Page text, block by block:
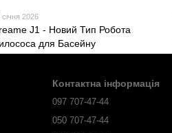
січня 2026
J1 - Новий Тип Робота
для Басейну
Контактна інформація
097 707-47-44
050 707-47-44